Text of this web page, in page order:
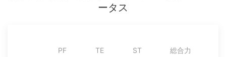
ータス
PF TE ST 総合力